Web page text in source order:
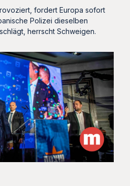
fordert Europa sofort
Polizei dieselben
herrscht Schweigen.